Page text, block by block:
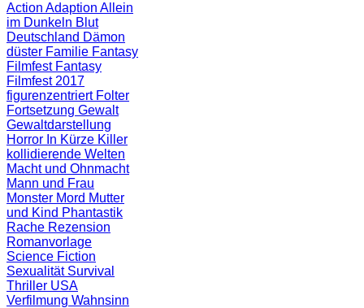
Action Adaption Allein
im Dunkeln Blut
Deutschland Dämon
düster Familie Fantasy
Filmfest Fantasy
Filmfest 2017
figurenzentriert Folter
Fortsetzung Gewalt
Gewaltdarstellung
Horror In Kürze Killer
kollidierende Welten
Macht und Ohnmacht
Mann und Frau
Monster Mord Mutter
und Kind Phantastik
Rache Rezension
Romanvorlage
Science Fiction
Sexualität Survival
Thriller USA
Verfilmung Wahnsinn